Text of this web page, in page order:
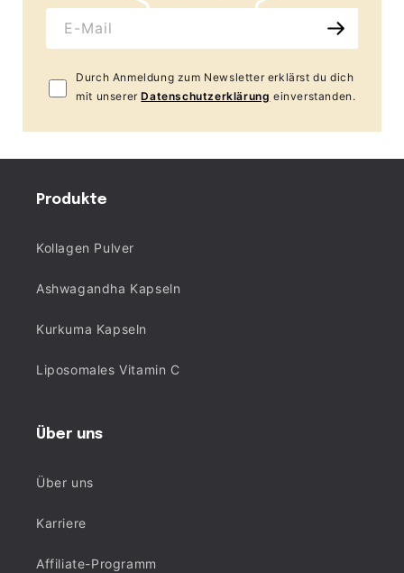
E-Mail
Durch Anmeldung zum Newsletter erklärst du dich
mit unsererDatenschutzerklärung einverstanden.
Produkte
Kollagen Pulver
Ashwagandha Kapseln
Kurkuma Kapseln
Liposomales Vitamin C
Über uns
Über uns
Karriere
Affiliate-Programm